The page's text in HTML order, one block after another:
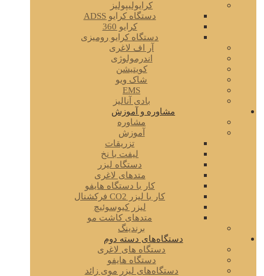
کرایولیپولیز
دستگاه کرایو ADSS
کرایو 360
دستگاه کرایو رومیزی
آر اف لاغری
اندرمولوژی
کویتیشن
شاک ویو
EMS
بادی آنالیز
مشاوره و آموزش
مشاوره
آموزش
تزریقات
لیفت با نخ
دستگاه لیزر
متدهای لاغری
کار با دستگاه هایفو
کار با لیزر CO2 فرکشنال
لیزر کیوسوئیچ
متدهای کاشت مو
برندینگ
دستگاه‌های دسته دوم
دستگاه های لاغری
دستگاه هایفو
دستگاه‌های لیزر موی زائد